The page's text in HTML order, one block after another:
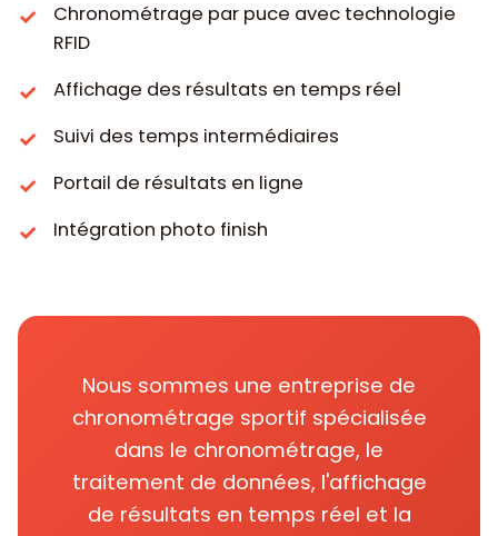
Chronométrage par puce avec technologie
RFID
Affichage des résultats en temps réel
Suivi des temps intermédiaires
Portail de résultats en ligne
Intégration photo finish
Nous sommes une entreprise de
chronométrage sportif spécialisée
dans le chronométrage, le
traitement de données, l'affichage
de résultats en temps réel et la